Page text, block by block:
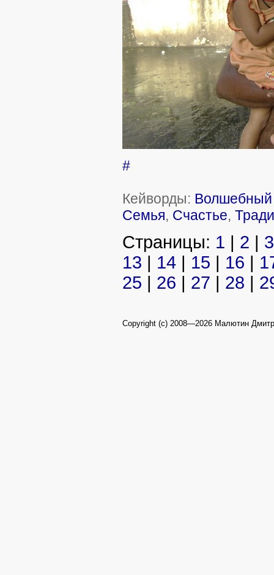
#
Кейворды: Волшебный
Семья, Счастье,
Страницы: 1 2
3
13
14 15 16
25
26 27 28
Copyright (c) 2008—2026 Малютин